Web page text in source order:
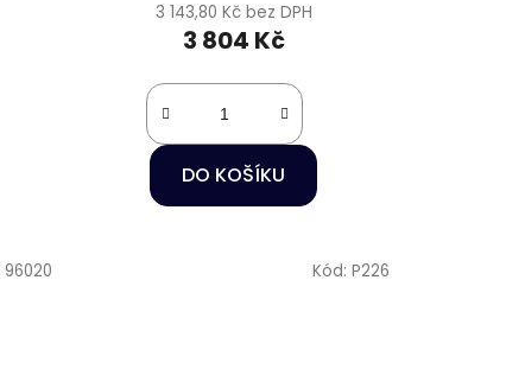
3 143,80 Kč bez DPH
3 804 Kč
DO KOŠÍKU
96020 Kód: P226